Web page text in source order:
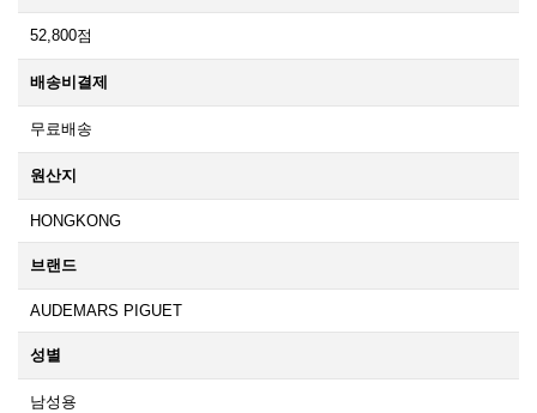
52,800점
배송비결제
무료배송
원산지
HONGKONG
브랜드
AUDEMARS PIGUET
성별
남성용